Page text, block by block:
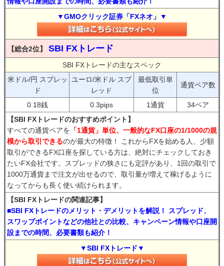
▼GMOクリック証券「FXネオ」▼
【総合2位】 SBI FXトレード
SBI FXトレードの主なスペック
米ドル/円 スプレッ
ド
ユーロ/米ドル スプ
レッド
最低取引単
位
通貨ペア数
0.18銭 0.3pips 1通貨
34ペア
【SBI FXトレードのおすすめポイント】
すべての通貨ペアを 「1通貨」単位、一般的なFX口座の1/1000の規
模から取引できるのが最大の特徴！ これからFXを始める人、少額
取引ができるFX口座を探している方は、絶対にチェックしておき
たいFX会社です。スプレッドの狭さにも定評があり、1回の取引で
1000万通貨まで注文が出せるので、取引量が増えて稼げるように
なってからも長く使い続けられます。
【SBI FXトレードの関連記事】
■SBI FXトレードのメリット・デメリットを解説！ スプレッド、
スワップポイントなどの他社との比較、キャンペーン情報や口座開
設までの時間、必要書類も紹介！
▼SBI FXトレード▼